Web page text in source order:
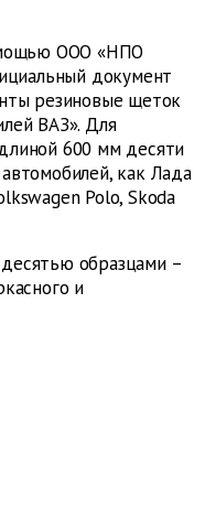
ООО «НПО
документ
резиновые щеток
ВАЗ». Для
600 мм десяти
как Лада
Polo, Skoda
образцами –
и